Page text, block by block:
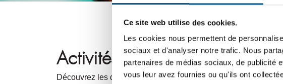
Ce site web utilise des cookies.
Les cookies nous permettent de
sociaux et d'analyser notre trafic. Nous
partenaires de médias sociaux, de publicité
vous leur avez fournies ou qu'ils ont
Activités sportives
Découvrez les différentes activités sportives offertes par la